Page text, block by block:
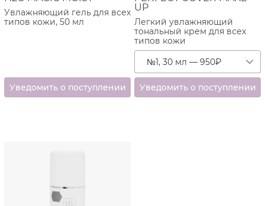
Увлажняющий гель для всех
типов кожи, 50 мл
UP
Легкий увлажняющий
тональный крем для всех
типов кожи
№1, 30 мл — 950₽